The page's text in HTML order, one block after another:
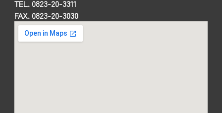
TEL. 0823-20-3311
FAX. 0823-20-3030